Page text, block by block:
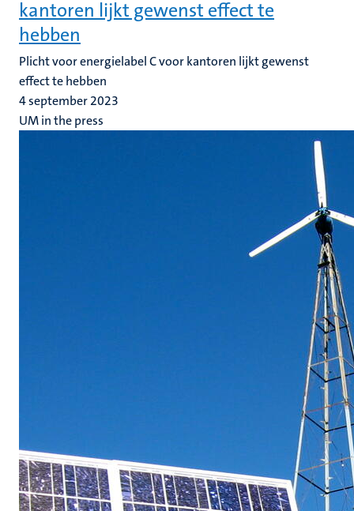
kantoren lijkt gewenst effect te
hebben
Plicht voor energielabel C voor kantoren lijkt gewenst
effect te hebben
4 september 2023
UM in the press